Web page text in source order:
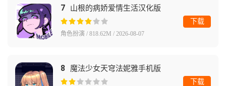
7 山根的病娇爱情生活汉化版
角色扮演 / 818.62M / 2026-08-07
下载
8 魔法少女天穹法妮雅手机版
下载